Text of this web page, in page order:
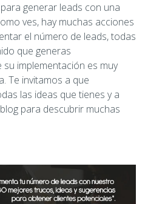
generar leads con una
ves, hay muchas acciones
el número de leads, todas
que generas
implementación es muy
Te invitamos a que
las ideas que tienes y a
para descubrir muchas